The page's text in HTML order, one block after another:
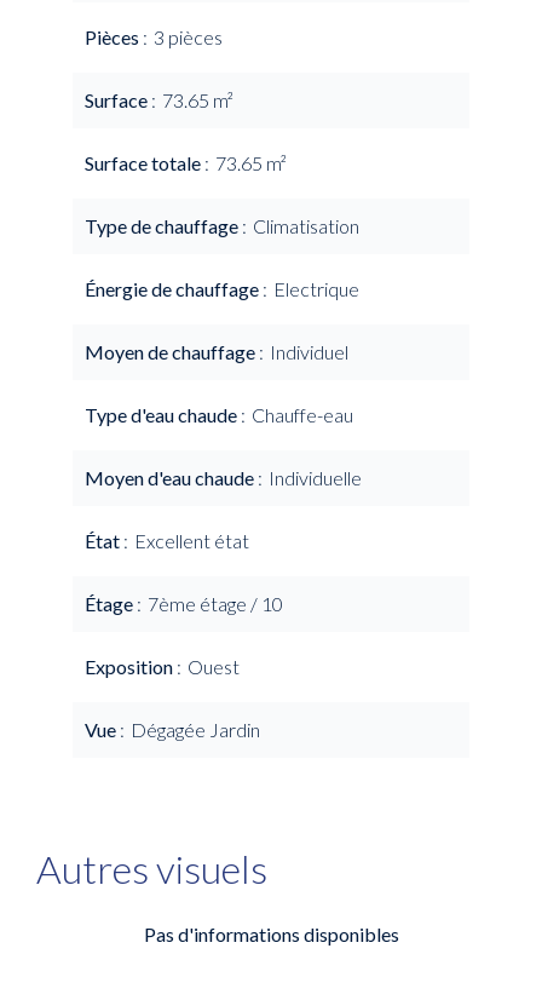
Pièces 3 pièces
Surface 73.65 m²
Surface totale 73.65 m²
Type de chauffage Climatisation
Énergie de chauffage Electrique
Moyen de chauffage Individuel
Type d'eau chaude Chauffe-eau
Moyen d'eau chaude Individuelle
État Excellent état
Étage 7ème étage / 10
Exposition Ouest
Vue Dégagée Jardin
Autres visuels
Pas d'informations disponibles